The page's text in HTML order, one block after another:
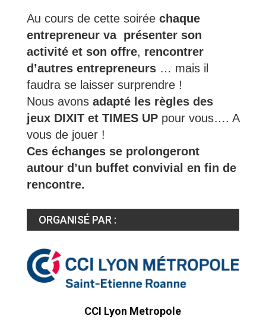
Au cours de cette soirée chaque
entrepreneur va présenter son
activité et son offre, rencontrer
d’autres entrepreneurs… mais il
faudra se laisser surprendre !
Nous avons adapté les règles des
jeux DIXIT et TIMES UPpour vous…. A
vous de jouer !
Ces échanges se prolongeront
autour d’un buffet convivial en fin de
rencontre.
ORGANISÉ PAR :
CCI Lyon Metropole